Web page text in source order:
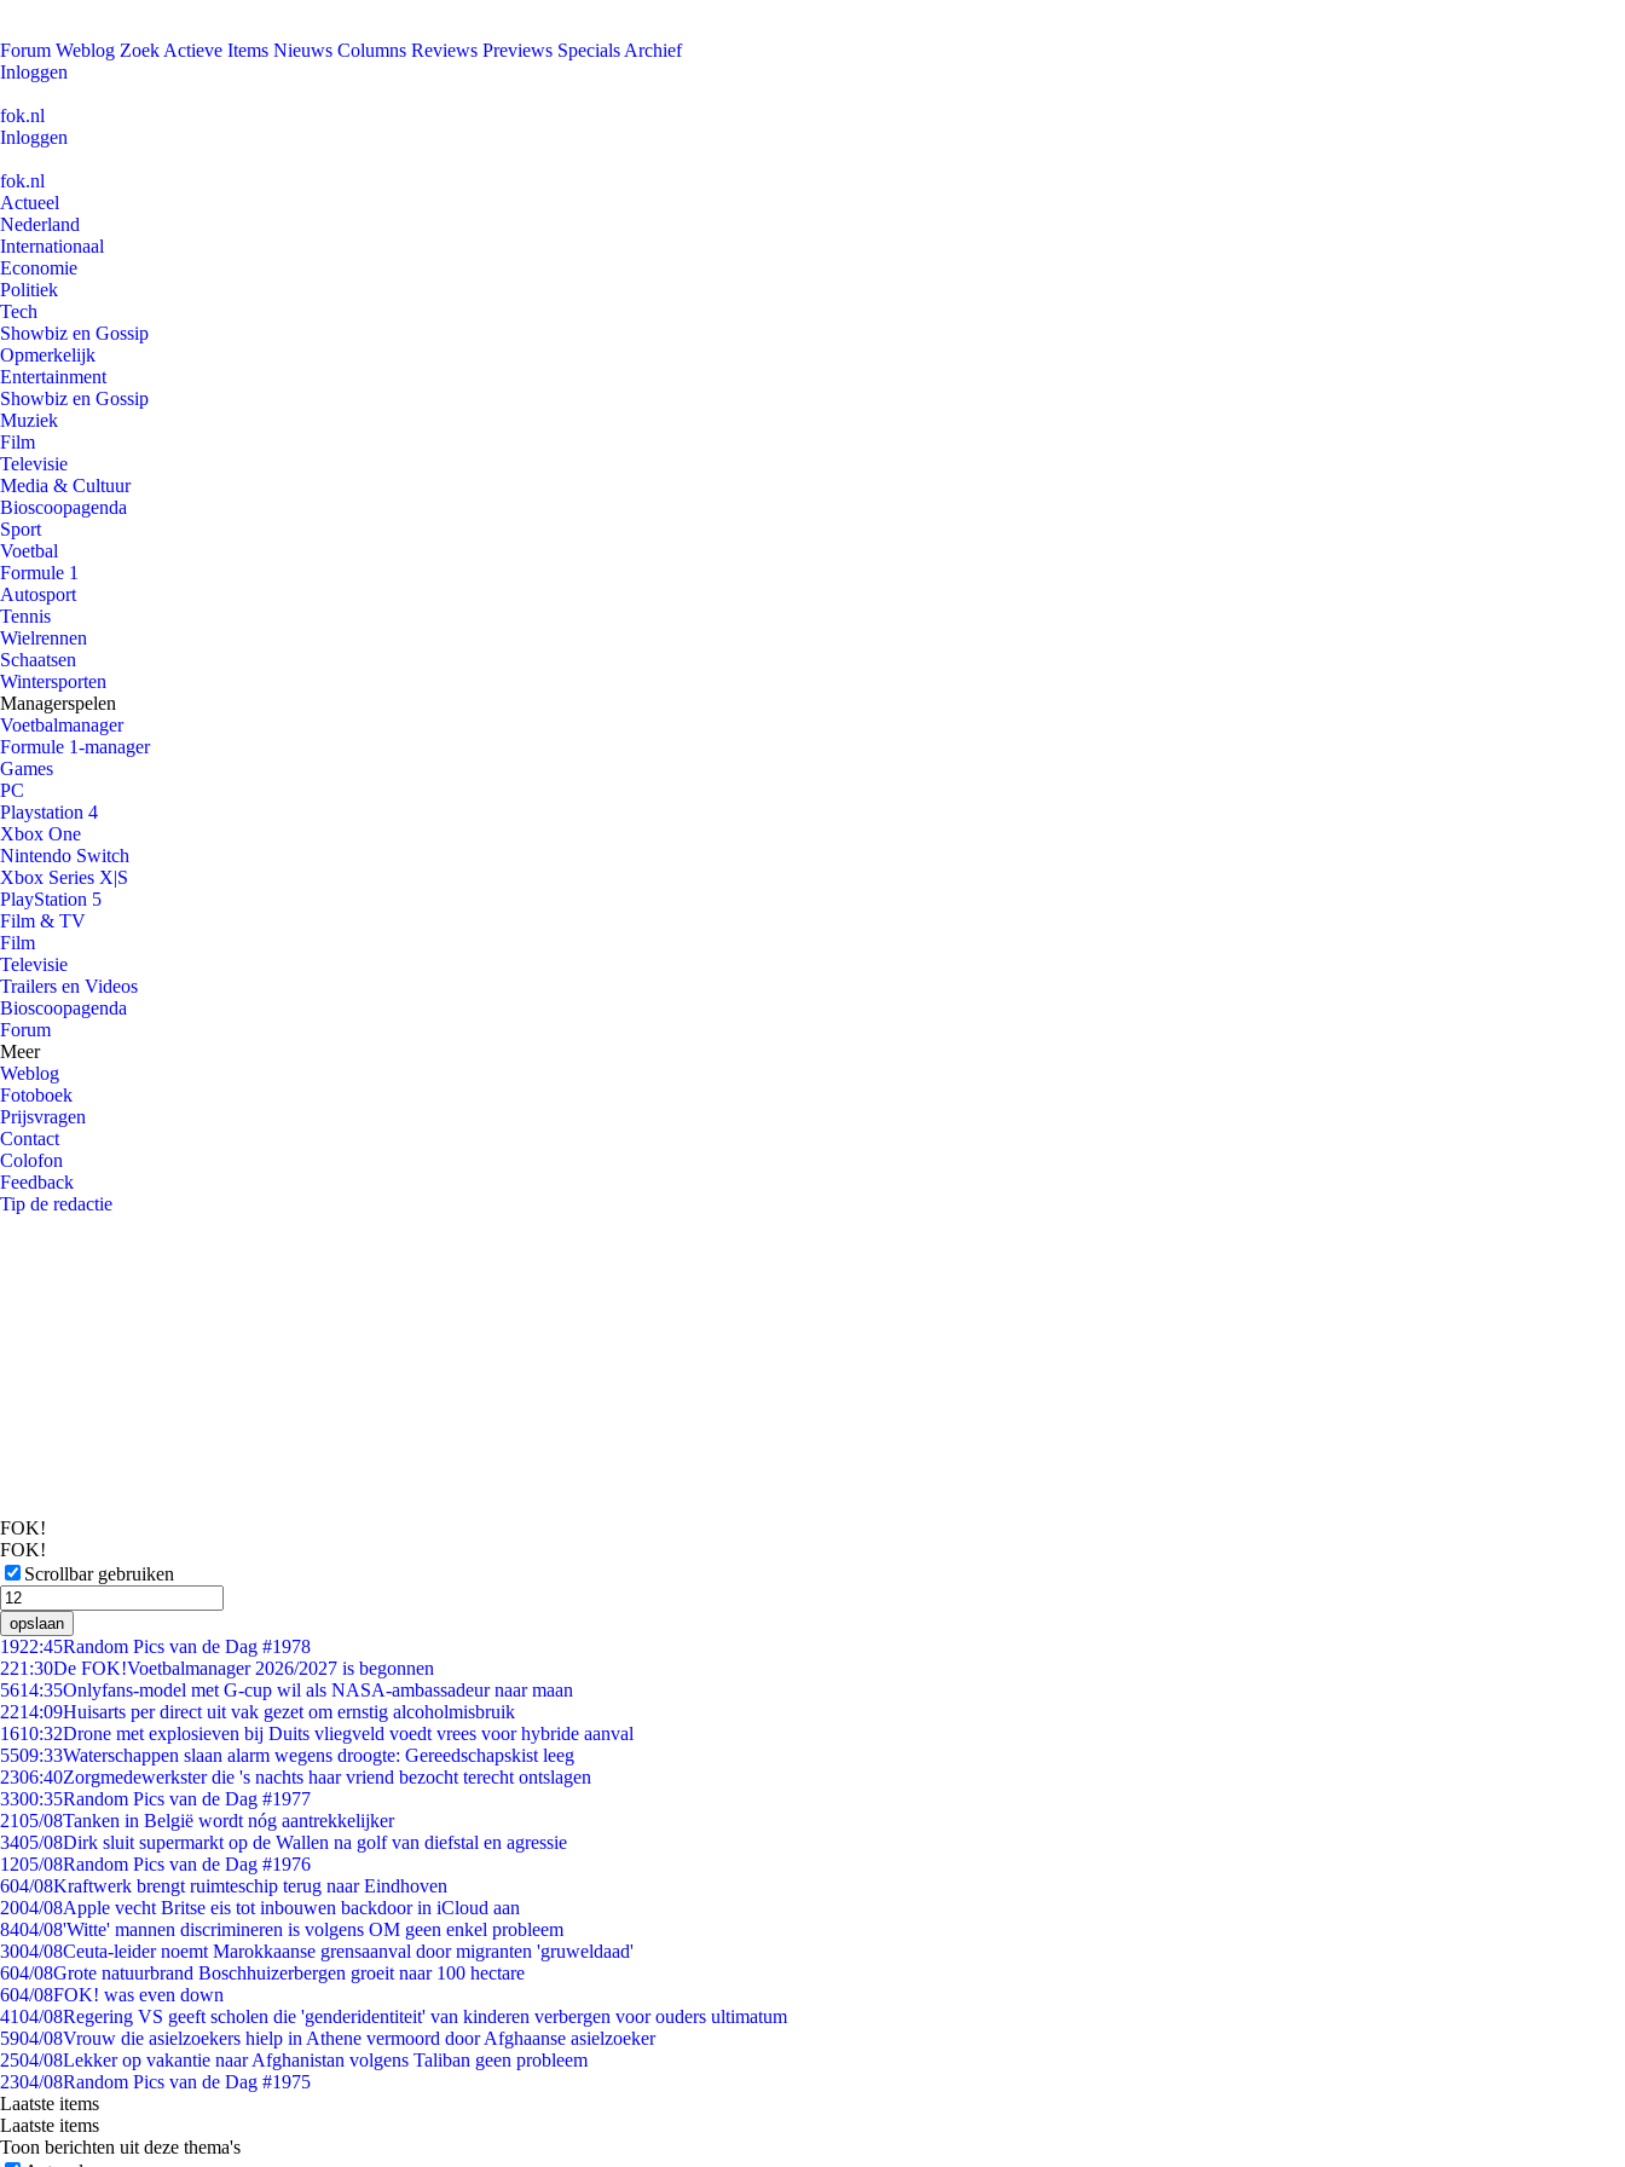
Forum Weblog Zoek Actieve Items Nieuws Columns Reviews Previews Specials Archief
Inloggen
fok.nl
Inloggen
fok.nl
Actueel
Nederland
Internationaal
Economie
Politiek
Tech
Showbiz en Gossip
Opmerkelijk
Entertainment
Showbiz en Gossip
Muziek
Film
Televisie
Media & Cultuur
Bioscoopagenda
Sport
Voetbal
Formule 1
Autosport
Tennis
Wielrennen
Schaatsen
Wintersporten
Managerspelen
Voetbalmanager
Formule 1-manager
Games
PC
Playstation 4
Xbox One
Nintendo Switch
Xbox Series X|S
PlayStation 5
Film & TV
Film
Televisie
Trailers en Videos
Bioscoopagenda
Forum
Meer
Weblog
Fotoboek
Prijsvragen
Contact
Colofon
Feedback
Tip de redactie
FOK!
FOK!
Scrollbar gebruiken
opslaan
1922:45Random Pics van de Dag #1978
221:30De FOK!Voetbalmanager 2026/2027 is begonnen
5614:35Onlyfans-model met G-cup wil als NASA-ambassadeur naar maan
2214:09Huisarts per direct uit vak gezet om ernstig alcoholmisbruik
1610:32Drone met explosieven bij Duits vliegveld voedt vrees voor hybride aanval
5509:33Waterschappen slaan alarm wegens droogte: Gereedschapskist leeg
2306:40Zorgmedewerkster die 's nachts haar vriend bezocht terecht ontslagen
3300:35Random Pics van de Dag #1977
2105/08Tanken in België wordt nóg aantrekkelijker
3405/08Dirk sluit supermarkt op de Wallen na golf van diefstal en agressie
1205/08Random Pics van de Dag #1976
604/08Kraftwerk brengt ruimteschip terug naar Eindhoven
2004/08Apple vecht Britse eis tot inbouwen backdoor in iCloud aan
8404/08'Witte' mannen discrimineren is volgens OM geen enkel probleem
3004/08Ceuta-leider noemt Marokkaanse grensaanval door migranten 'gruweldaad'
604/08Grote natuurbrand Boschhuizerbergen groeit naar 100 hectare
604/08FOK! was even down
4104/08Regering VS geeft scholen die 'genderidentiteit' van kinderen verbergen voor ouders ultimatum
5904/08Vrouw die asielzoekers hielp in Athene vermoord door Afghaanse asielzoeker
2504/08Lekker op vakantie naar Afghanistan volgens Taliban geen probleem
2304/08Random Pics van de Dag #1975
Laatste items
Laatste items
Toon berichten uit deze thema's